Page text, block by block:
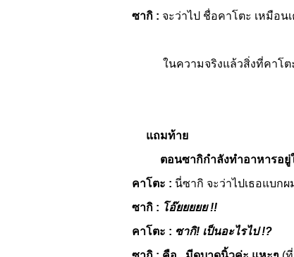
ซากิ : จะว่าไป ชื่อคาโตะ เหมือน
ในความจริงแล้วสิ่งที่คาโตะ
แถมท้าย
ตอนซากิกำลังทำอาหารอยู่
คาโตะ : นี่ซากิ จะว่าไปเธอแบกผ
ซากิ : โอ๊ยยยยย!!
คาโตะ : ซากิ! เป็นอะไรไป !?